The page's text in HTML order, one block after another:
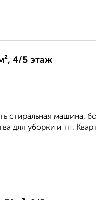
4/5 этаж
стиральная машина,
для уборки и тп.